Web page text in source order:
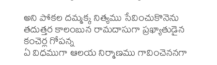
అని పోకల దమ్మక్క నిత్యము సేవించుకొనెను
తదుత్తర కాలంబున రామదాసుగా ప్రఖ్యాతుడైన
కంచెర్ల గోపన్న
ఏ విధముగా ఆలయ నిర్మాణము గావించెననగా